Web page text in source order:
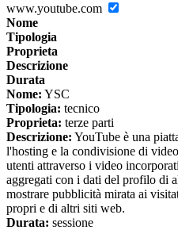
www.youtube.com
Nome
Tipologia
Proprieta
Descrizione
Durata
Nome: YSC
Tipologia: tecnico
Proprieta: terze parti
Descrizione: YouTube è una
l'hosting e la condivisione di
utenti attraverso i video
aggregati con i dati del profilo di
mostrare pubblicità mirata ai
propri e di altri siti web.
Durata: sessione